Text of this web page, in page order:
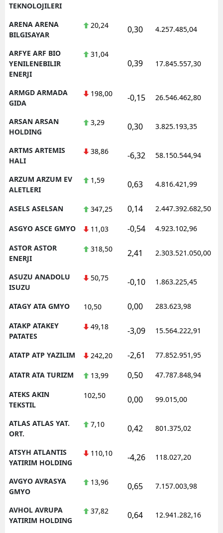
TEKNOLOJILERI
ARENA ARENA
BILGISAYAR
20,24 0,30 4.257.485,04
ARFYE ARF BIO
YENILENEBILIR
ENERJI
31,04
0,39 17.845.557,30
ARMGD ARMADA
GIDA
198,00 -0,15 26.546.462,80
ARSAN ARSAN
HOLDING
3,29 0,30 3.825.193,35
ARTMS ARTEMIS
HALI
38,86 -6,32 58.150.544,94
ARZUM ARZUM EV
ALETLERI
1,59 0,63 4.816.421,99
ASELS ASELSAN 347,25 0,14 2.447.392.682,50
ASGYO ASCE GMYO 11,03 -0,54 4.923.102,96
ASTOR ASTOR
ENERJI
318,50 2,41 2.303.521.050,00
ASUZU ANADOLU
ISUZU
50,75 -0,10 1.863.225,45
ATAGY ATA GMYO 10,50 0,00 283.623,98
ATAKP ATAKEY
PATATES
49,18 -3,09 15.564.222,91
ATATP ATP YAZILIM 242,20 -2,61 77.852.951,95
ATATR ATA TURIZM 13,99 0,50 47.787.848,94
ATEKS AKIN
TEKSTIL
102,50 0,00 99.015,00
ATLAS ATLAS YAT.
ORT.
7,10 0,42 801.375,02
ATSYH ATLANTIS
YATIRIM HOLDING
110,10 -4,26 118.027,20
AVGYO AVRASYA
GMYO
13,96 0,65 7.157.003,98
AVHOL AVRUPA
YATIRIM HOLDING
37,82 0,64 12.941.282,16